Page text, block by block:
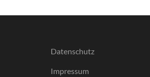
Datenschutz
Impressum